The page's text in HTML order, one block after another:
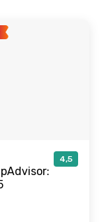
4,5